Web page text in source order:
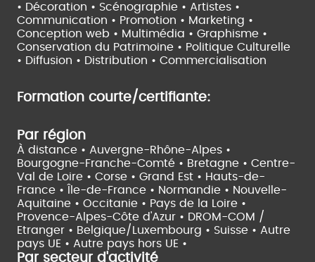
• Décoration • Scénographie • Artistes •
Communication • Promotion • Marketing •
Conception web • Multimédia • Graphisme •
Conservation du Patrimoine • Politique Culturelle
• Diffusion • Distribution • Commercialisation
Formation courte/certifiante:
Par région
À distance • Auvergne-Rhône-Alpes •
Bourgogne-Franche-Comté • Bretagne • Centre-
Val de Loire • Corse • Grand Est • Hauts-de-
France •
Île-de-France • Normandie • Nouvelle-
Aquitaine • Occitanie • Pays de la Loire •
Provence-Alpes-Côte d'Azur • DROM-COM /
Etranger • Belgique/Luxembourg • Suisse • Autre
pays UE • Autre pays hors UE •
Par secteur d'activité